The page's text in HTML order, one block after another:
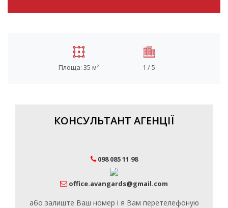
Площа: 35 м2 1 / 5
КОНСУЛЬТАНТ АГЕНЦІЇ
098 085 11 98
office.avangards@gmail.com
або залиште Ваш номер і я Вам перетелефоную